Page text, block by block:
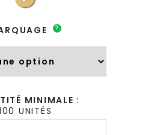
?
MINIMALE :
UNITÉS